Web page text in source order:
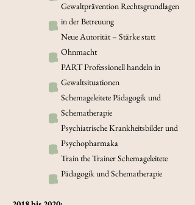
Gewaltprävention Rechtsgrundlagen
in der Betreuung
Neue Autorität – Stärke statt
Ohnmacht
PART Professionell handeln in
Gewaltsituationen
Schemageleitete Pädagogik und
Schematherapie
Psychiatrische Krankheitsbilder und
Psychopharmaka
Train the Trainer Schemageleitete
Pädagogik und Schematherapie